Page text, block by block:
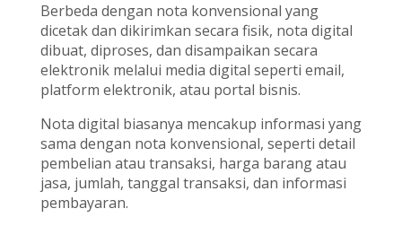
Berbeda dengan nota konvensional yang
dicetak dan dikirimkan secara fisik, nota digital
dibuat, diproses, dan disampaikan secara
elektronik melalui media digital seperti email,
platform elektronik, atau portal bisnis.
Nota digital biasanya mencakup informasi yang
sama dengan nota konvensional, seperti detail
pembelian atau transaksi, harga barang atau
jasa, jumlah, tanggal transaksi, dan informasi
pembayaran.